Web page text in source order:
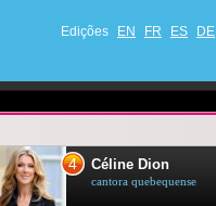
Edições EN FR ES DE
4 Céline Dion
cantora quebequense